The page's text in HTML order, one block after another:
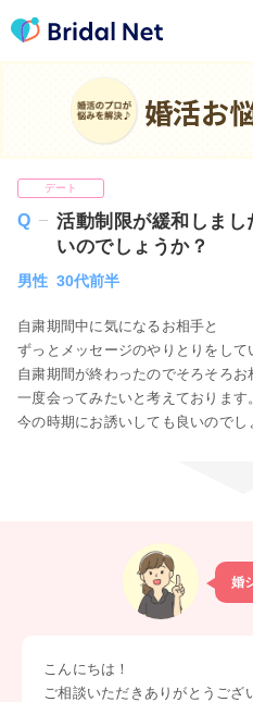
婚活お
デート
活動制限が緩和しまし
いのでしょうか？
男性 30代前半
自粛期間中に気になるお相手と
ずっとメッセージのやりとりをして
自粛期間が終わったのでそろそろお
一度会ってみたいと考えております。
今の時期にお誘いしても良いのでし
婚
こんにちは！
ご相談いただきありがとうござ